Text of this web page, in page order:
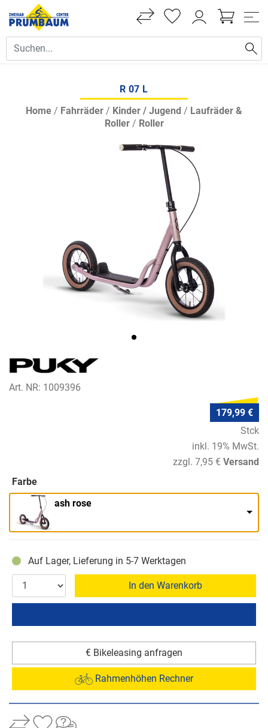
R 07 L
Home / Fahrräder / Kinder / Jugend / Laufräder &
Roller/ Roller
Art. NR: 1009396
179,99 €
Stck
inkl. 19% MwSt.
zzgl. 7,95 € Versand
Farbe
ash rose
Auf Lager, Lieferung in 5-7 Werktagen
In den Warenkorb
€ Bikeleasing anfragen
Rahmenhöhen Rechner